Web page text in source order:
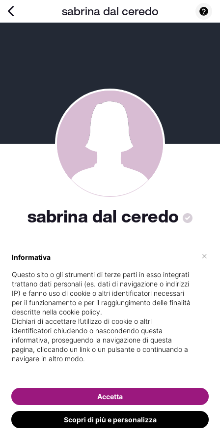
sabrina dal ceredo
sabrina dal ceredo
Vedi le informazioni di sabrina
Informativa
Questo sito o gli strumenti di terze parti in esso integrati
trattano dati personali (es. dati di navigazione o indirizzi
IP) e fanno uso di cookie o altri identificatori necessari
per il funzionamento e per il raggiungimento delle finalità
descritte nella cookie policy.
Dichiari di accettare l’utilizzo di cookie o altri
identificatori chiudendo o nascondendo questa
informativa, proseguendo la navigazione di questa
pagina, cliccando un link o un pulsante o continuando a
navigare in altro modo.
Scopri di più e personalizza
Accetta
×